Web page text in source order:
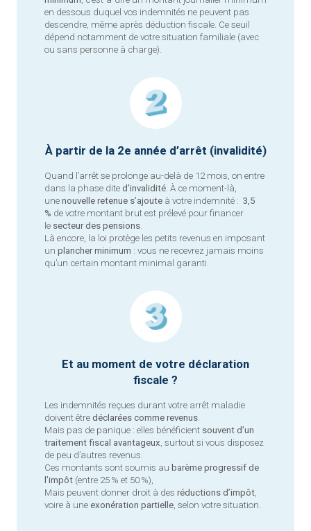
en dessous duquel vos indemnités ne peuvent pas
descendre, même après déduction fiscale. Ce seuil
dépend notamment de votre situation familiale (avec
ou sans personne à charge).
À partir de la 2e année d’arrêt (invalidité)
Quand l’arrêt se prolonge au-delà de 12 mois, on entre
dans la phase dite d’invalidité . À ce moment-là,
une nouvelle retenue s’ajoute à votre indemnité : 3,5
% de votre montant brut est prélevé pour financer
le secteur des pensions
Là encore, la loi protège les petits revenus en imposant
un plancher minimum : vous ne recevrez jamais moins
qu’un certain montant minimal garanti.
Et au moment de votre déclaration
fiscale ?
Les indemnités reçues durant votre arrêt maladie
doivent être déclarées comme revenus
Mais pas de panique : elles bénéficient souvent d’un
traitement fiscal avantageux , surtout si vous disposez
de peu d’autres revenus.
Ces montants sont soumis au barème progressif de
l’impôt (entre 25 % et 50 %),
Mais peuvent donner droit à des réductions d’impôt
voire à une exonération partielle , selon votre situation.